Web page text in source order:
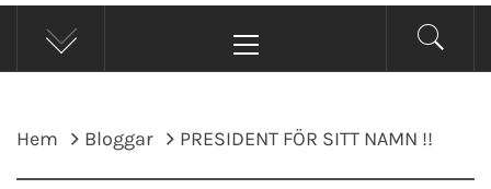
meny
Hem Bloggar PRESIDENT FÖR SITT NAMN !!